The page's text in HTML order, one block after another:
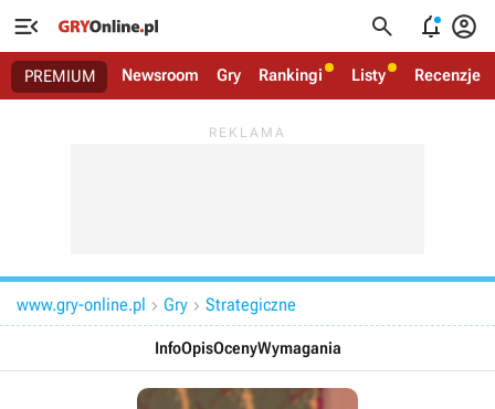
   
PREMIUM Newsroom Gry Rankingi Listy Recenzje
www.gry-online.pl  Gry  Strategiczne
InfoOpisOcenyWymagania